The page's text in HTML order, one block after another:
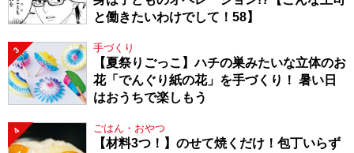
と働きたいわけでして！58】
3 手づくり
【夏祭りごっこ】ハチの巣みたいな立体のお
花「でんぐり紙の花」を手づくり！ 暑い日
はおうちで楽しもう
4 ごはん・おやつ
【材料3つ！】のせて焼くだけ！包丁いらず